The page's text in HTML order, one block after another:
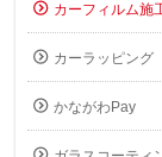
カーフィルム施
カーラッピング
かながわPay